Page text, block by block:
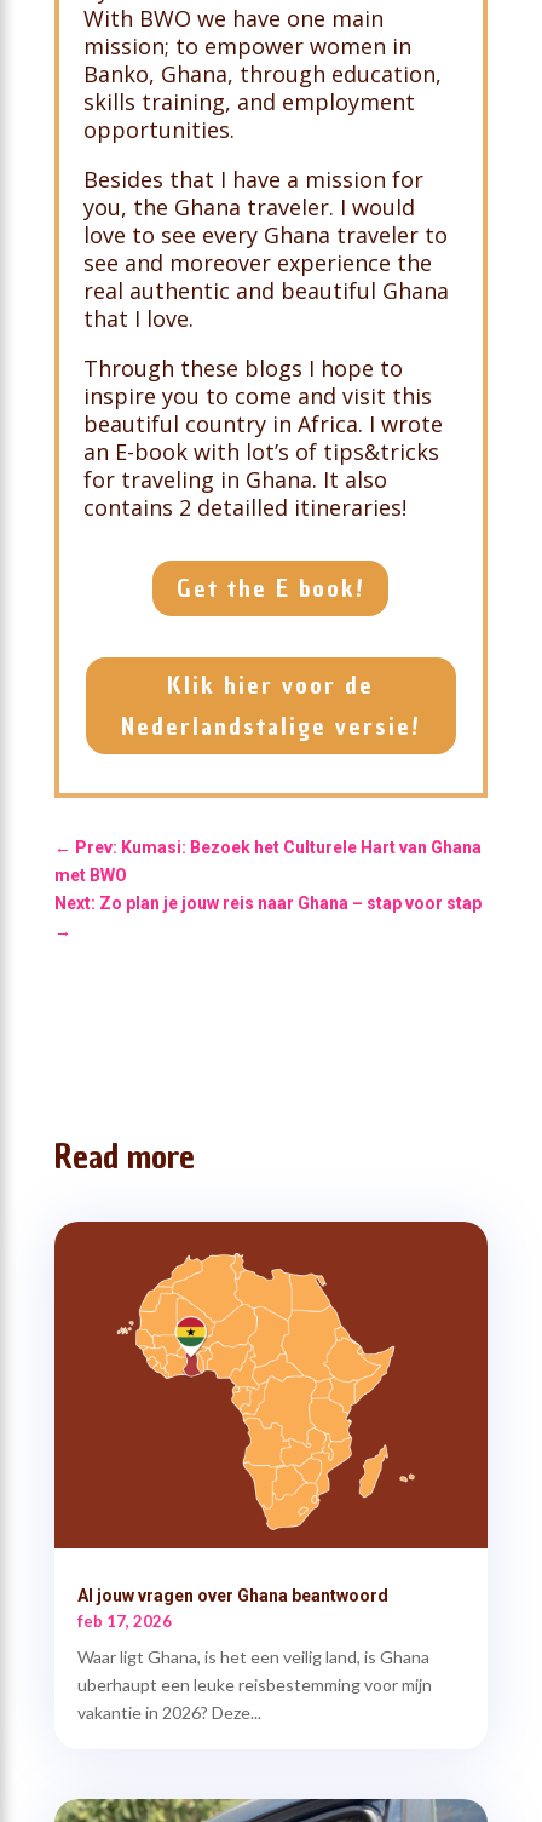
With BWO we have one main
mission; to empower women in
Banko, Ghana, through education,
skills training, and employment
opportunities.
Besides that I have a mission for
you, the Ghana traveler. I would
love to see every Ghana traveler to
see and moreover experience the
real authentic and beautiful Ghana
that I love.
Through these blogs I hope to
inspire you to come and visit this
beautiful country in Africa. I wrote
an E-book with lot’s of tips&tricks
for traveling in Ghana. It also
contains 2 detailled itineraries!
Get the E book!
Klik hier voor de
Nederlandstalige versie!
← Prev: Kumasi: Bezoek het Culturele Hart van Ghana
met BWO
Next: Zo plan je jouw reis naar Ghana – stap voor stap
→
Read more
Al jouw vragen over Ghana beantwoord
feb 17, 2026
Waar ligt Ghana, is het een veilig land, is Ghana
uberhaupt een leuke reisbestemming voor mijn
vakantie in 2026? Deze...